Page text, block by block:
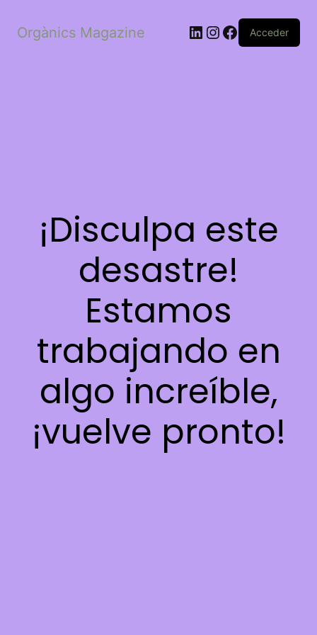
Orgànics Magazine LinkedIn
Instagram
Facebook
Acceder
¡Disculpa este
desastre!
Estamos
trabajando en
algo increíble,
¡vuelve pronto!